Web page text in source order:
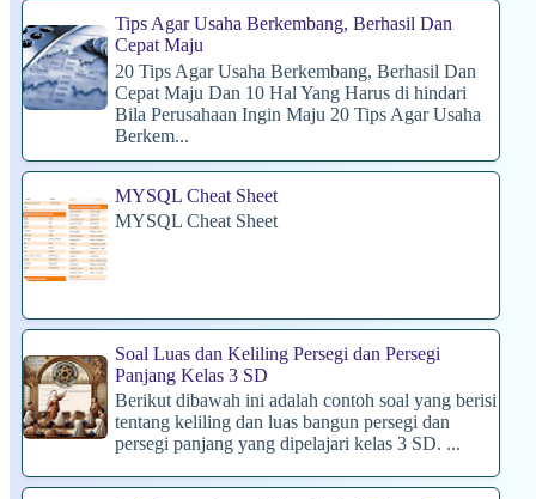
Tips Agar Usaha Berkembang, Berhasil Dan
Cepat Maju
20 Tips Agar Usaha Berkembang, Berhasil Dan
Cepat Maju Dan 10 Hal Yang Harus di hindari
Bila Perusahaan Ingin Maju 20 Tips Agar Usaha
Berkem...
MYSQL Cheat Sheet
MYSQL Cheat Sheet
Soal Luas dan Keliling Persegi dan Persegi
Panjang Kelas 3 SD
Berikut dibawah ini adalah contoh soal yang berisi
tentang keliling dan luas bangun persegi dan
persegi panjang yang dipelajari kelas 3 SD. ...